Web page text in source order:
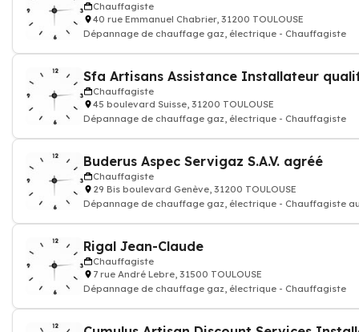
Chauffagiste
40 rue Emmanuel Chabrier, 31200 TOULOUSE
Dépannage de chauffage gaz, électrique - Chauffagiste
Sfa Artisans Assistance Installateur
Chauffagiste
45 boulevard Suisse, 31200 TOULOUSE
Dépannage de chauffage gaz, électrique - Chauffagiste
Buderus Aspec Servigaz S.A.V. agréé
Chauffagiste
29 Bis boulevard Genève, 31200 TOULOUSE
Dépannage de chauffage gaz, électrique - Chauffagiste
Rigal Jean-Claude
Chauffagiste
7 rue André Lebre, 31500 TOULOUSE
Dépannage de chauffage gaz, électrique - Chauffagiste